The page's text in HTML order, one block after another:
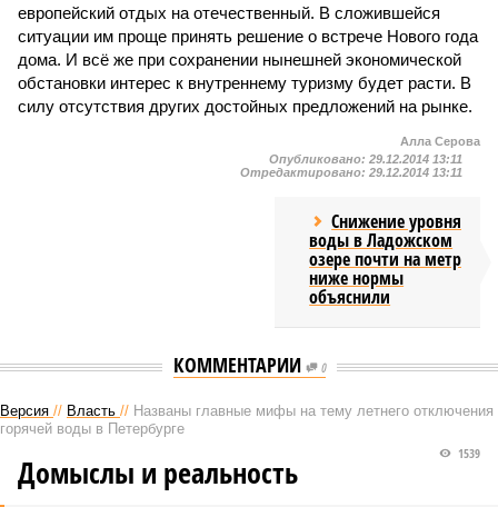
европейский отдых на отечественный. В сложившейся
ситуации им проще принять решение о встрече Нового года
дома. И всё же при сохранении нынешней экономической
обстановки интерес к внутреннему туризму будет расти. В
силу отсутствия других достойных предложений на рынке.
Алла Серова
Опубликовано: 29.12.2014 13:11
Отредактировано: 29.12.2014 13:11
Снижение уровня
воды в Ладожском
озере почти на метр
ниже нормы
объяснили
КОММЕНТАРИИ 0
Версия // Власть // Названы главные мифы на тему летнего отключения
горячей воды в Петербурге
1539
Домыслы и реальность